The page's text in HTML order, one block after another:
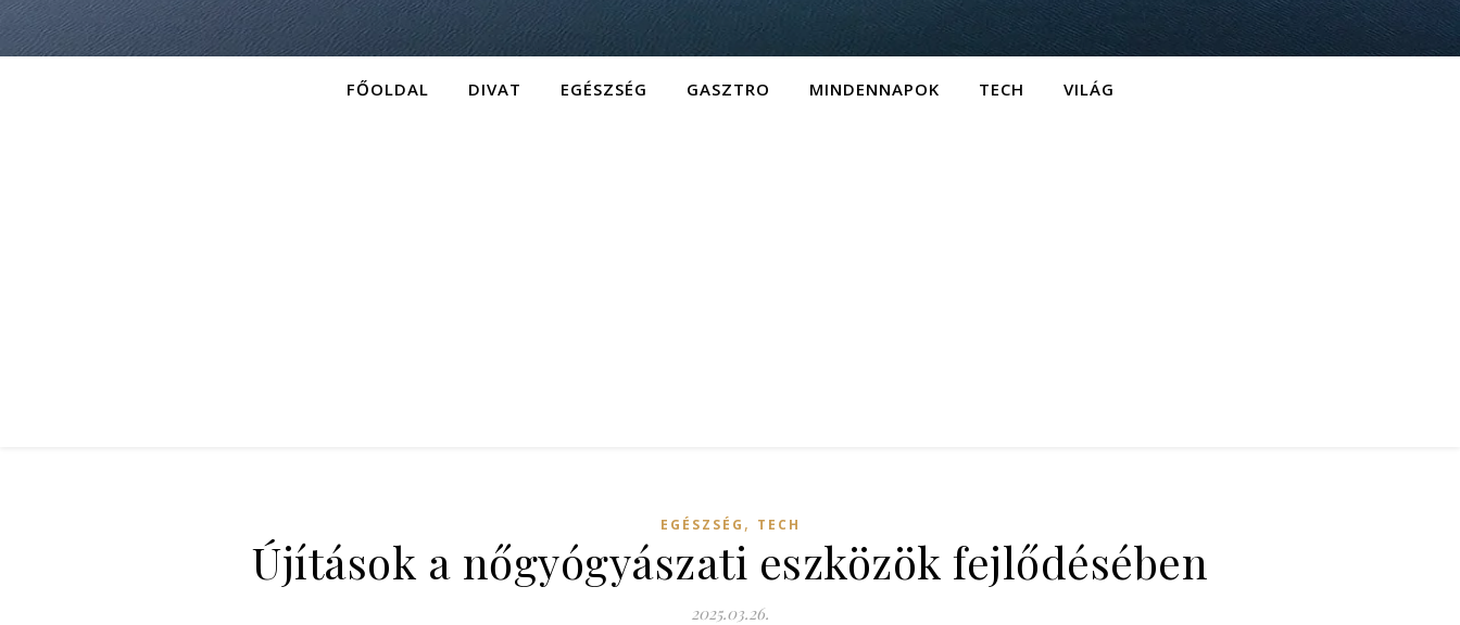
FŐOLDAL DIVAT EGÉSZSÉG GASZTRO MINDENNAPOK TECH VILÁG
EGÉSZSÉG , TECH
Újítások a nőgyógyászati eszközök fejlődésében
2025.03.26.